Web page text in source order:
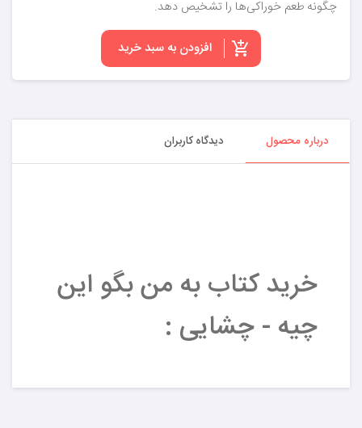
چگونه طعم خوراکی‌ها را تشخیص دهد.
افزودن به سبد خرید
درباره محصول دیدگاه کاربران
خرید کتاب به من بگو این
چیه - چشایی :